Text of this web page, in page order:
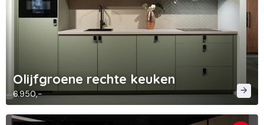
Olijfgroene rechte keuken
6.950,-